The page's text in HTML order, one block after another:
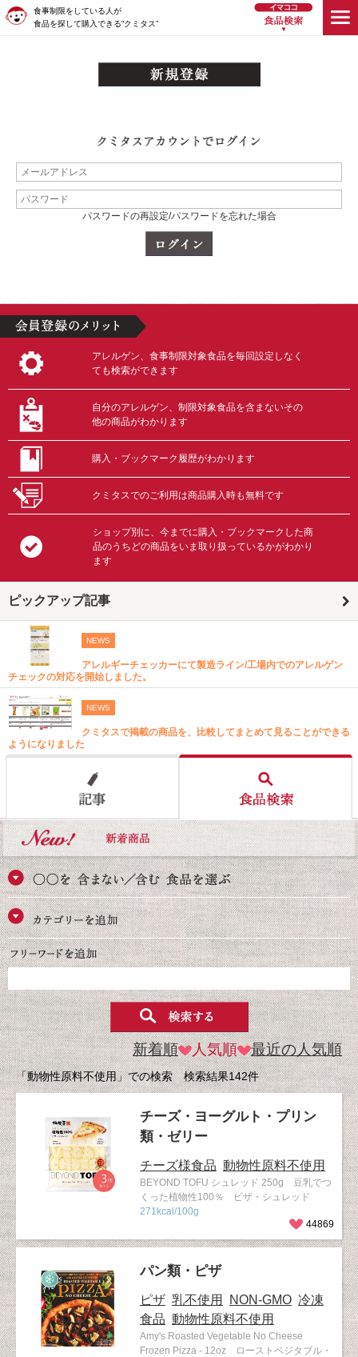
食事制限をしている人が
食品を探して購入できる“クミタス”
パスワードの再設定/パスワードを忘れた場合
アレルゲン、食事制限対象食品を毎回設定しなく
ても検索ができます
自分のアレルゲン、制限対象食品を含まないその
他の商品がわかります
購入・ブックマーク履歴がわかります
クミタスでのご利用は商品購入時も無料です
ショップ別に、今までに購入・ブックマークした商
品のうちどの商品をいま取り扱っているかがわかり
ます
ピックアップ記事
NEWS
アレルギーチェッカーにて製造ライン/工場内でのアレルゲン
チェックの対応を開始しました。
NEWS
クミタスで掲載の商品を、比較してまとめて見ることができる
ようになりました
新着順 人気順 最近の人気順
「動物性原料不使用」での検索 検索結果142件
チーズ・ヨーグルト・プリン
類・ゼリー
チーズ様食品 動物性原料不使用
BEYOND TOFU シュレッド 250g 豆乳でつ
くった植物性100％ ピザ・シュレッド
271kcal/100g
44869
パン類・ピザ
ピザ 乳不使用 NON-GMO 冷凍
食品 動物性原料不使用
Amy's Roasted Vegetable No Cheese
Frozen Pizza - 12oz ローストベジタブル・